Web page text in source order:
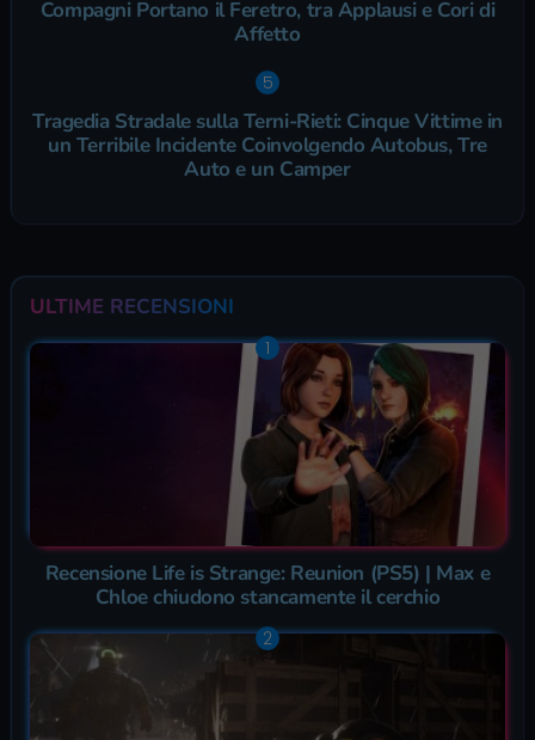
Compagni Portano il Feretro, tra Applausi e Cori di
Affetto
Tragedia Stradale sulla Terni-Rieti: Cinque Vittime in
un Terribile Incidente Coinvolgendo Autobus, Tre
Auto e un Camper
ULTIME RECENSIONI
Recensione Life is Strange: Reunion (PS5) | Max e
Chloe chiudono stancamente il cerchio